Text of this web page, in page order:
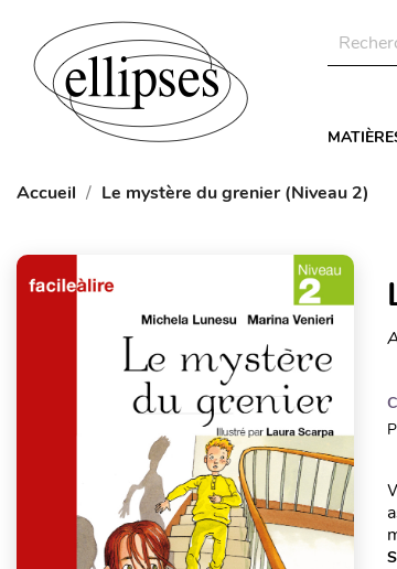
Accueil Le mystère du grenier (Niveau 2)